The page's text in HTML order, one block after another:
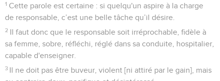
1 Cette parole est certaine : si quelqu'un aspire à la charge
de responsable, c’est une belle tâche qu’il désire.
2 Il faut donc que le responsable soit irréprochable, fidèle à
sa femme, sobre, réfléchi, réglé dans sa conduite, hospitalier,
capable d'enseigner.
3 Il ne doit pas être buveur, violent [ni attiré par le gain], mais